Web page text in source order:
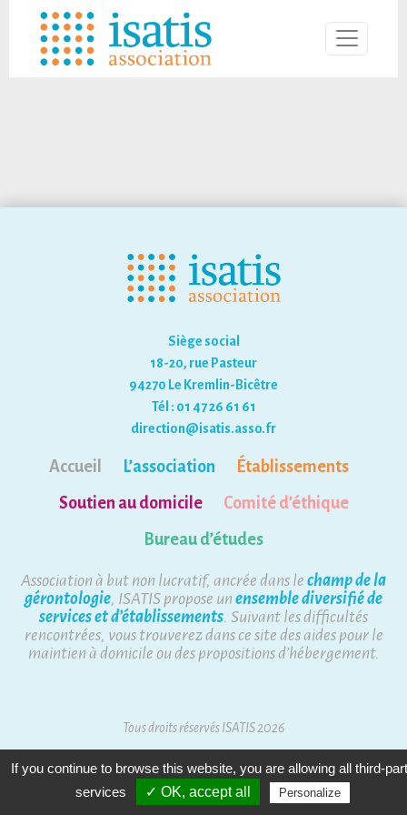
Siège social
18-20, rue Pasteur
94270 Le Kremlin-Bicêtre
Tél : 01 47 26 61 61
direction@isatis.asso.fr
Accueil L’association
Établissements
Soutien au domicile
Comité d’éthique
Bureau d’études
Association à but non lucratif, ancrée dans le champ de la
gérontologie, ISATIS propose un ensemble diversifié de
services et d’établissements. Suivant les difficultés
rencontrées, vous trouverez dans ce site des aides pour le
maintien à domicile ou des propositions d’hébergement.
Tous droits réservés ISATIS 2026
If you continue to browse this website, you are allowing all third-
services
✓ OK, accept all Personalize